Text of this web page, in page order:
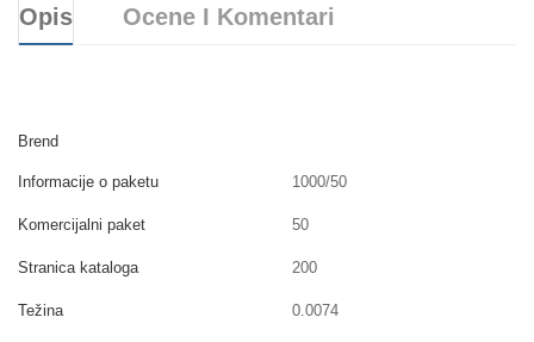
Opis Ocene I Komentari
Brend
Informacije o paketu 1000/50
Komercijalni paket 50
Stranica kataloga 200
Težina 0.0074